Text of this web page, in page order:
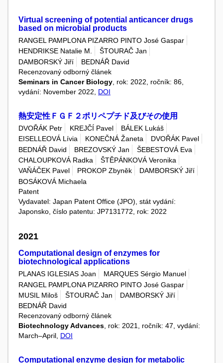
Virtual screening of potential anticancer drugs
based on microbial products
RANGEL PAMPLONA PIZARRO PINTO José Gaspar
HENDRIKSE Natalie M.
ŠTOURAČ Jan
DAMBORSKÝ Jiří
BEDNÁŘ David
Recenzovaný odborný článek
Seminars in Cancer Biology , rok: 2022, ročník: 86,
vydání: November 2022, DOI
熱安定性ＦＧＦ２ポリペプチド及びその使用
DVOŘÁK Petr KREJČÍ Pavel
BÁLEK Lukáš
EISELLEOVÁ Lívia
KONEČNÁ Žaneta
DVOŘÁK Pavel
BEDNÁŘ David
BREZOVSKÝ Jan
ŠEBESTOVÁ Eva
CHALOUPKOVÁ Radka
ŠTĚPÁNKOVÁ Veronika
VAŇÁČEK Pavel
PROKOP Zbyněk
DAMBORSKÝ Jiří
BOSÁKOVÁ Michaela
Patent
Vydavatel: Japan Patent Office (JPO), stát vydání:
Japonsko, číslo patentu: JP7131772, rok: 2022
2021
Computational design of enzymes for
biotechnological applications
PLANAS IGLESIAS Joan
MARQUES Sérgio Manuel
RANGEL PAMPLONA PIZARRO PINTO José Gaspar
MUSIL Miloš
ŠTOURAČ Jan
DAMBORSKÝ Jiří
BEDNÁŘ David
Recenzovaný odborný článek
Biotechnology Advances , rok: 2021, ročník: 47, vydání:
March–April, DOI
Computational enzyme design for metabolic